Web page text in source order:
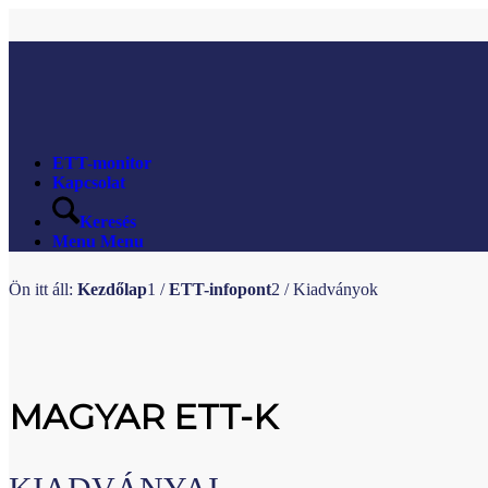
ETT-monitor
Kapcsolat
Keresés
Menu Menu
Ön itt áll: Kezdőlap1 / ETT-infopont2 / Kiadványok
MAGYAR ETT-K